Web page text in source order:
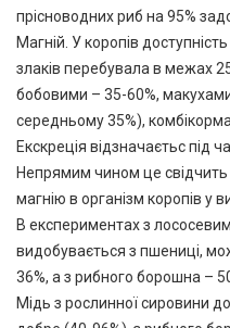
прісноводних риб на 95%
Магній. У коропів
злаків перебувала в межах
бобовими – 35-60%,
середньому 35%),
Екскреція відзначаєтьс під
Непрямим чином це
магнію в організм коропів у
В експериментах з
видобувається з пшениці,
36%, а з рибного борошна –
Мідь з рослинної сировини